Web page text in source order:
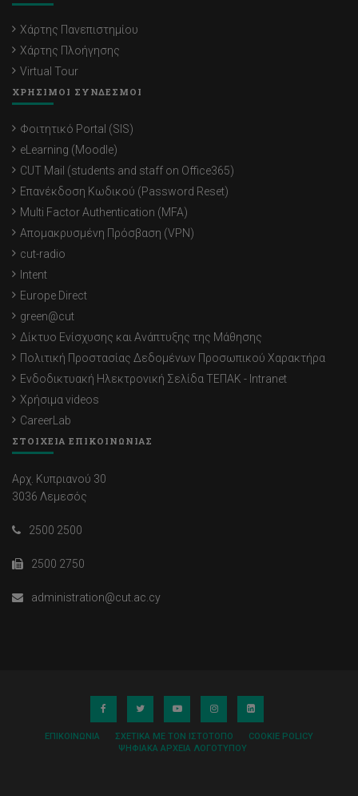
Χάρτης Πανεπιστημίου
Χάρτης Πλοήγησης
Virtual Tour
ΧΡΗΣΙΜΟΙ ΣΥΝΔΕΣΜΟΙ
Φοιτητικό Portal (SIS)
eLearning (Moodle)
CUT Mail (students and staff on Office365)
Επανέκδοση Κωδικού (Password Reset)
Multi Factor Authentication (MFA)
Απομακρυσμένη Πρόσβαση (VPN)
cut-radio
Intent
Europe Direct
green@cut
Δίκτυο Ενίσχυσης και Ανάπτυξης της Μάθησης
Πολιτική Προστασίας Δεδομένων Προσωπικού Χαρακτήρα
Ενδοδικτυακή Ηλεκτρονική Σελίδα ΤΕΠΑΚ - Intranet
Χρήσιμα videos
CareerLab
ΣΤΟΙΧΕΙΑ ΕΠΙΚΟΙΝΩΝΙΑΣ
Αρχ. Κυπριανού 30
3036 Λεμεσός
2500 2500
2500 2750
administration@cut.ac.cy
ΕΠΙΚΟΙΝΩΝΊΑ ΣΧΕΤΙΚΆ ΜΕ ΤΟΝ ΙΣΤΌΤΟΠΟ
COOKIE POLICY
ΨΗΦΙΑΚΆ ΑΡΧΕΊΑ ΛΟΓΌΤΥΠΟΥ